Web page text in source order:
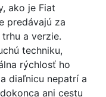
ako je Fiat
predávajú za
a verzie.
techniku,
rýchlosť ho
diaľnicu nepatrí a
ani cestu